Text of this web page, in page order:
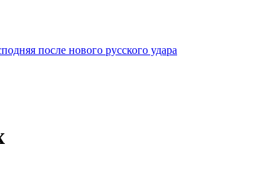
после нового русского удара